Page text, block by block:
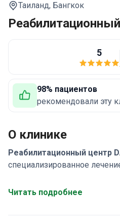
Таиланд, Бангкок
5
98% пациентов
рекомендовали эту
О клинике
Реабилитационный центр
специализированное
зависимости. Центр
Читать подробнее